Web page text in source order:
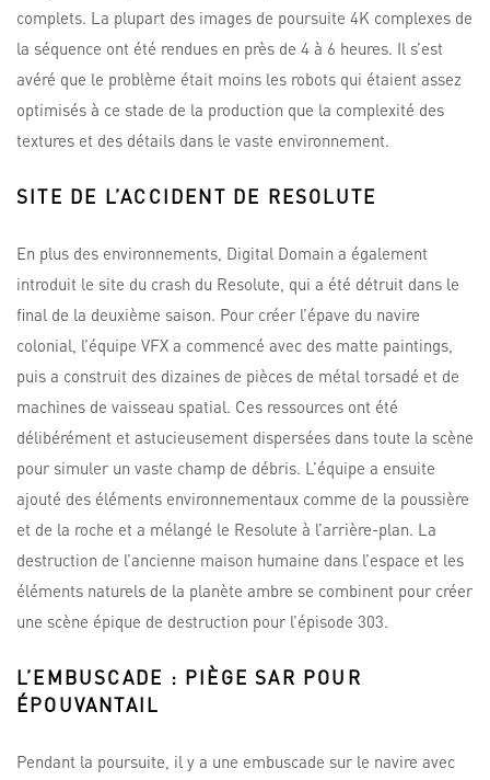
complets. La plupart des images de poursuite 4K complexes de
la séquence ont été rendues en près de 4 à 6 heures. Il s’est
avéré que le problème était moins les robots qui étaient assez
optimisés à ce stade de la production que la complexité des
textures et des détails dans le vaste environnement.
SITE DE L’ACCIDENT DE RESOLUTE
En plus des environnements, Digital Domain a également
introduit le site du crash du Resolute, qui a été détruit dans le
final de la deuxième saison. Pour créer l’épave du navire
colonial, l’équipe VFX a commencé avec des matte paintings,
puis a construit des dizaines de pièces de métal torsadé et de
machines de vaisseau spatial. Ces ressources ont été
délibérément et astucieusement dispersées dans toute la scène
pour simuler un vaste champ de débris. L’équipe a ensuite
ajouté des éléments environnementaux comme de la poussière
et de la roche et a mélangé le Resolute à l’arrière-plan. La
destruction de l’ancienne maison humaine dans l’espace et les
éléments naturels de la planète ambre se combinent pour créer
une scène épique de destruction pour l’épisode 303.
L’EMBUSCADE : PIÈGE SAR POUR
ÉPOUVANTAIL
Pendant la poursuite, il y a une embuscade sur le navire avec